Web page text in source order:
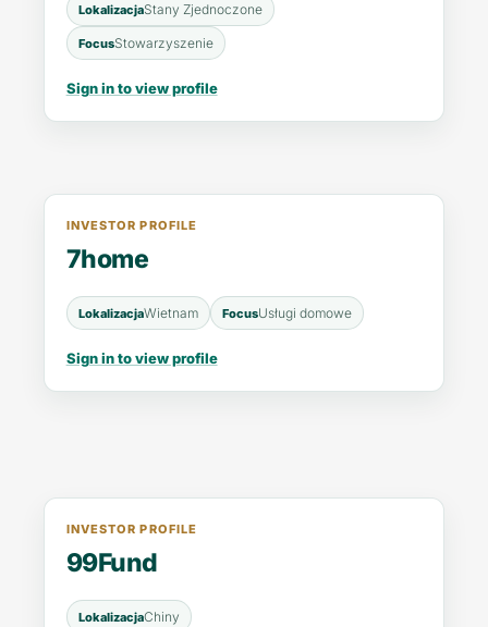
LokalizacjaStany Zjednoczone
FocusStowarzyszenie
Sign in to view profile
INVESTOR PROFILE
7home
LokalizacjaWietnam FocusUsługi domowe
Sign in to view profile
INVESTOR PROFILE
99Fund
LokalizacjaChiny